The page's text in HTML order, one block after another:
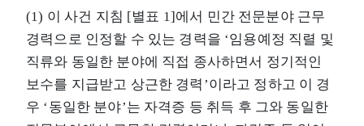
(1) 이 사건 지침 [별표 1]에서 민간 전문분야 근무
경력으로 인정할 수 있는 경력을 ‘임용예정 직렬 및
직류와 동일한 분야에 직접 종사하면서 정기적인
보수를 지급받고 상근한 경력’이라고 정하고 이 경
우 ‘동일한 분야’는 자격증 등 취득 후 그와 동일한